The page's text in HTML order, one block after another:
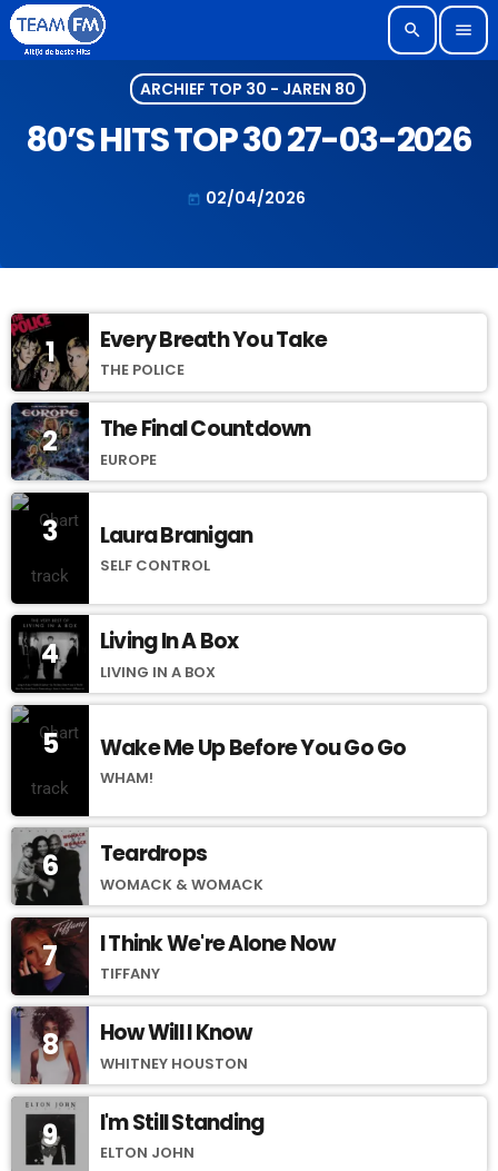
search menu
ARCHIEF TOP 30 - JAREN 80
80’S HITS TOP 30 27-03-2026
today 02/04/2026
1 Every Breath You Take
THE POLICE
2 The Final Countdown
EUROPE
3 Laura Branigan
SELF CONTROL
4 Living In A Box
LIVING IN A BOX
5 Wake Me Up Before You Go Go
WHAM!
6 Teardrops
WOMACK & WOMACK
7 I Think We're Alone Now
TIFFANY
8 How Will I Know
WHITNEY HOUSTON
9 I'm Still Standing
ELTON JOHN